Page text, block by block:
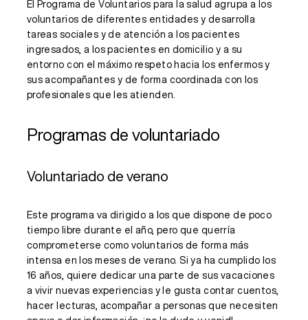
El Programa de Voluntarios para la salud agrupa a los
voluntarios de diferentes entidades y desarrolla
tareas sociales y de atención a los pacientes
ingresados, a los pacientes en domicilio y a su
entorno con el máximo respeto hacia los enfermos y
sus acompañantes y de forma coordinada con los
profesionales que les atienden.
Programas de voluntariado
Voluntariado de verano
Este programa va dirigido a los que dispone de poco
tiempo libre durante el año, pero que querría
comprometerse como voluntarios de forma más
intensa en los meses de verano. Si ya ha cumplido los
16 años, quiere dedicar una parte de sus vacaciones
a vivir nuevas experiencias y le gusta contar cuentos,
hacer lecturas, acompañar a personas que necesiten